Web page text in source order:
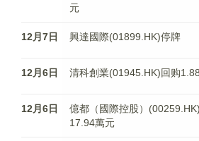
元
12月7日 興達國際(01899.HK)停牌
12月6日 清科創業(01945.HK)回购
12月6日
億都（國際控股）
17.94萬元